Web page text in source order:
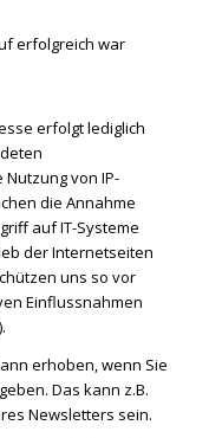
erfolgreich war
erfolgt lediglich
von IP-
die Annahme
auf IT-Systeme
der Internetseiten
uns so vor
Einflussnahmen
erhoben, wenn Sie
Das kann z.B.
Newsletters sein.